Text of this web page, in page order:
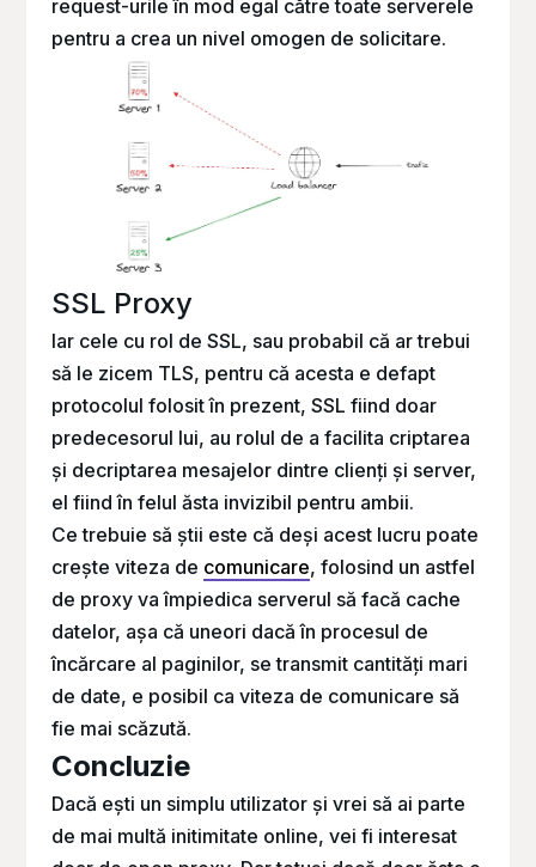
request-urile în mod egal către toate serverele
pentru a crea un nivel omogen de solicitare.
SSL Proxy
Iar cele cu rol de SSL, sau probabil că ar trebui
să le zicem TLS, pentru că acesta e defapt
protocolul folosit în prezent, SSL fiind doar
predecesorul lui, au rolul de a facilita criptarea
și decriptarea mesajelor dintre clienți și server,
el fiind în felul ăsta invizibil pentru ambii.
Ce trebuie să știi este că deși acest lucru poate
crește viteza de comunicare, folosind un astfel
de proxy va împiedica serverul să facă cache
datelor, așa că uneori dacă în procesul de
încărcare al paginilor, se transmit cantități mari
de date, e posibil ca viteza de comunicare să
fie mai scăzută.
Concluzie
Dacă ești un simplu utilizator și vrei să ai parte
de mai multă initimitate online, vei fi interesat